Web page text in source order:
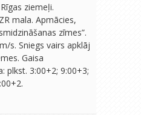
ziemeļi.
mala. Apmācies,
zīmes”.
s. Sniegs vairs apklāj
Gaisa
plkst. 3:00+2; 9:00+3;